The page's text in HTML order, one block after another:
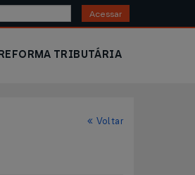
Acessar
TRIBUTÁRIA
Voltar